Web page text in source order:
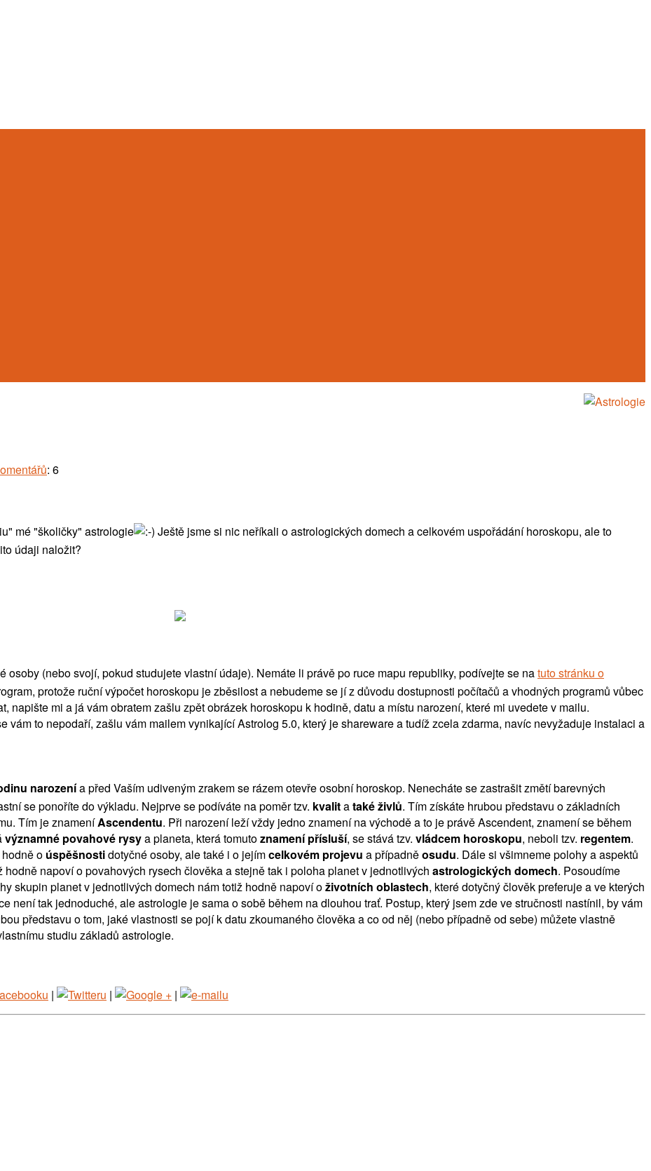
: 6
mé "školičky" astrologie
Ještě jsme si nic neříkali o astrologických domech a celkovém uspořádání horoskopu, ale to
údaji naložit?
osoby (nebo svojí, pokud studujete vlastní údaje). Nemáte li právě po ruce mapu republiky, podívejte se natuto stránku o
protože ruční výpočet horoskopu je zběsilost a nebudeme se jí z důvodu dostupnosti počítačů a vhodných programů vůbec
napište mi a já vám obratem zašlu zpět obrázek horoskopu k hodině, datu a místu narození, které mi uvedete v mailu.
vám to nepodaří, zašlu vám mailem vynikající Astrolog 5.0, který je shareware a tudíž zcela zdarma, navíc nevyžaduje instalaci a
narozenía před Vaším udiveným zrakem se rázem otevře osobní horoskop. Nenecháte se zastrašit změtí barevných
se ponoříte do výkladu. Nejprve se podíváte na poměr tzv. kvalitataké živlů. Tím získáte hrubou představu o základních
Tím je znameníAscendentu. Při narození leží vždy jedno znamení na východě a to je právě Ascendent, znamení se během
významné povahové rysya planeta, která tomutoznamení přísluší, se stává tzv. vládcem horoskopu, neboli tzv. regentem.
o úspěšnostidotyčné osoby, ale také i o jejímcelkovém projevu a případněosudu. Dále si všimneme polohy a aspektů
napoví o povahových rysech člověka a stejně tak i poloha planet v jednotlivých astrologických domech. Posoudíme
skupin planet v jednotlivých domech nám totiž hodně napoví oživotních oblastech, které dotyčný člověk preferuje a ve kterých
není tak jednoduché, ale astrologie je sama o sobě během na dlouhou trať. Postup, který jsem zde ve stručnosti nastínil, by vám
představu o tom, jaké vlastnosti se pojí k datu zkoumaného člověka a co od něj (nebo případně od sebe) můžete vlastně
studiu základů astrologie.
| | |